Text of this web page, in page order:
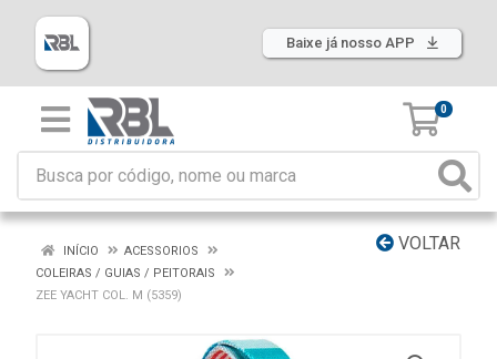
Baixe já nosso APP
0
VOLTAR
INÍCIO
ACESSORIOS
COLEIRAS / GUIAS / PEITORAIS
ZEE YACHT COL. M (5359)